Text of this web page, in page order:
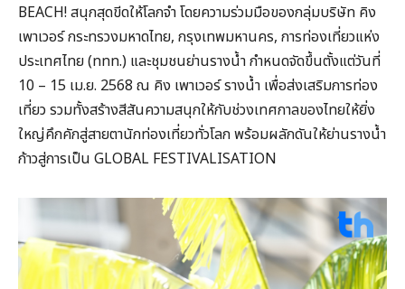
BEACH! สนุกสุดขีดให้โลกจำ โดยความร่วมมือของกลุ่มบริษัท คิง
เพาเวอร์ กระทรวงมหาดไทย, กรุงเทพมหานคร, การท่องเที่ยวแห่ง
ประเทศไทย (ททท.) และชุมชนย่านรางน้ำ กำหนดจัดขึ้นตั้งแต่วันที่
10 – 15 เม.ย. 2568 ณ คิง เพาเวอร์ รางน้ำ เพื่อส่งเสริมการท่อง
เที่ยว รวมทั้งสร้างสีสันความสนุกให้กับช่วงเทศกาลของไทยให้ยิ่ง
ใหญ่คึกคักสู่สายตานักท่องเที่ยวทั่วโลก พร้อมผลักดันให้ย่านรางน้ำ
ก้าวสู่การเป็น GLOBAL FESTIVALISATION